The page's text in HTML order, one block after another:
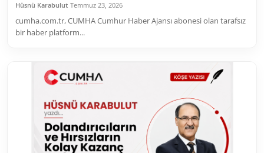
Hüsnü Karabulut Temmuz 23, 2026
cumha.com.tr, CUMHA Cumhur Haber Ajansı abonesi olan tarafsız
bir haber platform...